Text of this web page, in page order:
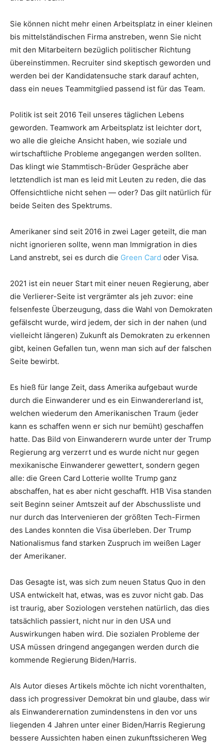
Sie können nicht mehr einen Arbeitsplatz in einer kleinen
bis mittelständischen Firma anstreben, wenn Sie nicht
mit den Mitarbeitern bezüglich politischer Richtung
übereinstimmen. Recruiter sind skeptisch geworden und
werden bei der Kandidatensuche stark darauf achten,
dass ein neues Teammitglied passend ist für das Team.
Politik ist seit 2016 Teil unseres täglichen Lebens
geworden. Teamwork am Arbeitsplatz ist leichter dort,
wo alle die gleiche Ansicht haben, wie soziale und
wirtschaftliche Probleme angegangen werden sollten.
Das klingt wie Stammtisch-Brüder Gespräche aber
letztendlich ist man es leid mit Leuten zu reden, die das
Offensichtliche nicht sehen — oder? Das gilt natürlich für
beide Seiten des Spektrums.
Amerikaner sind seit 2016 in zwei Lager geteilt, die man
nicht ignorieren sollte, wenn man Immigration in dies
Land anstrebt, sei es durch die Green Card oder Visa.
2021 ist ein neuer Start mit einer neuen Regierung, aber
die Verlierer-Seite ist vergrämter als jeh zuvor: eine
felsenfeste Überzeugung, dass die Wahl von Demokraten
gefälscht wurde, wird jedem, der sich in der nahen (und
vielleicht längeren) Zukunft als Demokraten zu erkennen
gibt, keinen Gefallen tun, wenn man sich auf der falschen
Seite bewirbt.
Es hieß für lange Zeit, dass Amerika aufgebaut wurde
durch die Einwanderer und es ein Einwandererland ist,
welchen wiederum den Amerikanischen Traum (jeder
kann es schaffen wenn er sich nur bemüht) geschaffen
hatte. Das Bild von Einwanderern wurde unter der Trump
Regierung arg verzerrt und es wurde nicht nur gegen
mexikanische Einwanderer gewettert, sondern gegen
alle: die Green Card Lotterie wollte Trump ganz
abschaffen, hat es aber nicht geschafft. H1B Visa standen
seit Beginn seiner Amtszeit auf der Abschussliste und
nur durch das Intervenieren der größten Tech-Firmen
des Landes konnten die Visa überleben. Der Trump
Nationalismus fand starken Zuspruch im weißen Lager
der Amerikaner.
Das Gesagte ist, was sich zum neuen Status Quo in den
USA entwickelt hat, etwas, was es zuvor nicht gab. Das
ist traurig, aber Soziologen verstehen natürlich, das dies
tatsächlich passiert, nicht nur in den USA und
Auswirkungen haben wird. Die sozialen Probleme der
USA müssen dringend angegangen werden durch die
kommende Regierung Biden/Harris.
Als Autor dieses Artikels möchte ich nicht vorenthalten,
dass ich progressiver Demokrat bin und glaube, dass wir
als Einwanderernation zumindenstens in den vor uns
liegenden 4 Jahren unter einer Biden/Harris Regierung
bessere Aussichten haben einen zukunftssicheren Weg